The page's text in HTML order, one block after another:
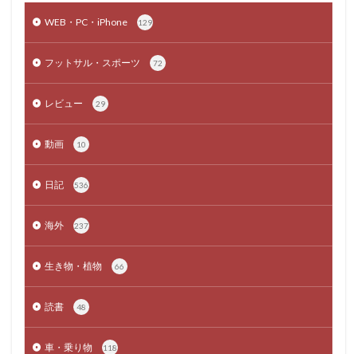
WEB・PC・iPhone 129
フットサル・スポーツ 72
レビュー 29
動画 10
日記 536
海外 237
生き物・植物 66
読書 48
車・乗り物 118